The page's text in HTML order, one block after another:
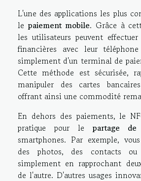
L'une des applications les plus
le paiement mobile. Grâce à
les utilisateurs peuvent
financières avec leur
simplement d'un terminal de
Cette méthode est sécurisée,
manipuler des cartes
offrant ainsi une commodité
En dehors des paiements, le
pratique pour le partage de
smartphones. Par exemple,
des photos, des contacts
simplement en rapprochant
de l'autre. D'autres usages